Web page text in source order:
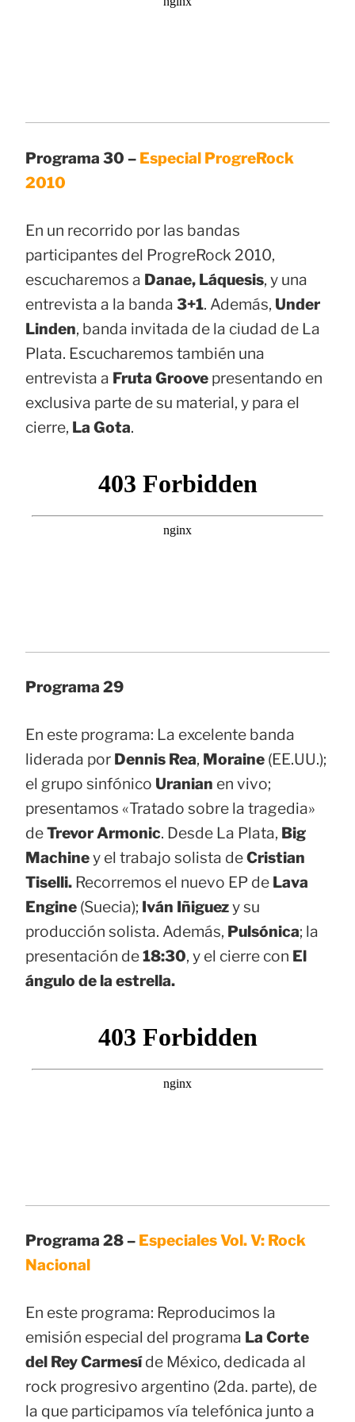
Programa 30 – Especial ProgreRock
2010
En un recorrido por las bandas
participantes del ProgreRock 2010,
escucharemos a Danae, Láquesis, y una
entrevista a la banda 3+1. Además, Under
Linden, banda invitada de la ciudad de La
Plata. Escucharemos también una
entrevista a Fruta Groove presentando en
exclusiva parte de su material, y para el
cierre, La Gota.
Programa 29
En este programa: La excelente banda
liderada por Dennis Rea, Moraine (EE.UU.);
el grupo sinfónico Uranian en vivo;
presentamos «Tratado sobre la tragedia»
deTrevor Armonic. Desde La Plata, Big
Machiney el trabajo solista deCristian
Tiselli. Recorremos el nuevo EP de Lava
Engine (Suecia); Iván Iñiguezy su
producción solista. Además, Pulsónica; la
presentación de18:30, y el cierre con El
ángulo de la estrella.
Programa 28 – Especiales Vol. V: Rock
Nacional
En este programa: Reproducimos la
emisión especial del programa La Corte
del Rey Carmesíde México, dedicada al
rock progresivo argentino (2da. parte), de
la que participamos vía telefónica junto a